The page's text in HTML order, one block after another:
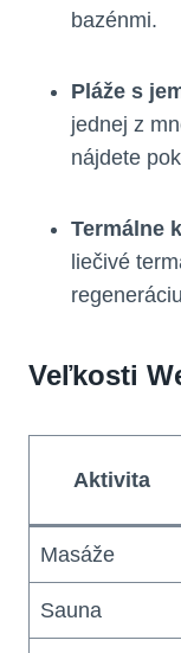
bazénmi.
Pláže s
jednej z
nájdete
Termálne
liečivé
Veľkosti
Aktivita
Masáže
Sauna